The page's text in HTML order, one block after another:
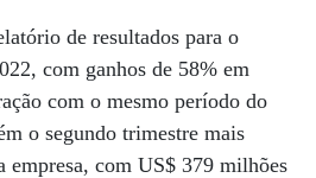
de resultados para o
com ganhos de 58% em
com o mesmo período do
o segundo trimestre mais
empresa, com US$ 379 milhões